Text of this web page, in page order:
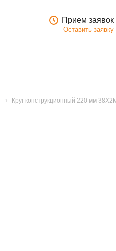
Прием заявок
Оставить заявку
Круг конструкционный 220 мм